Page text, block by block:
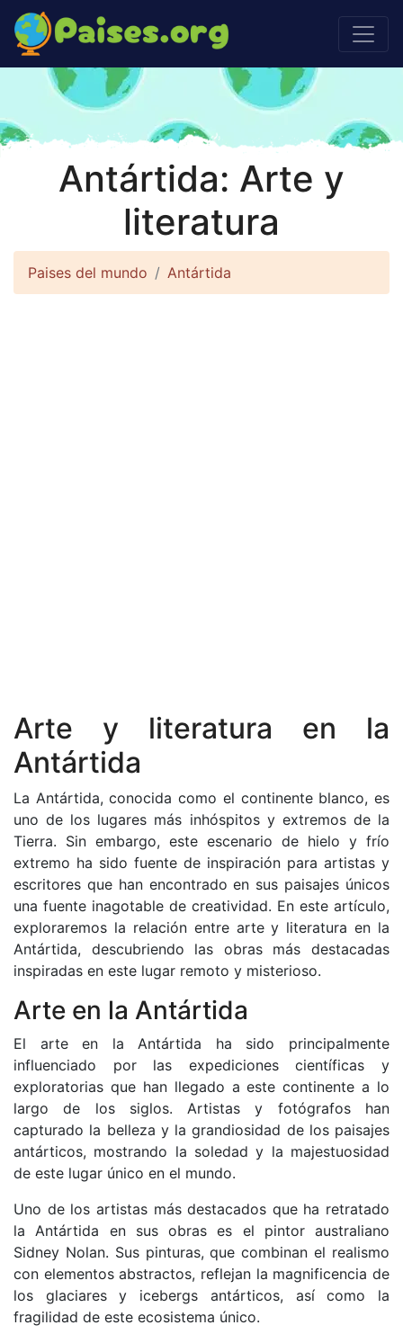
Antártida: Arte y
literatura
Paises del mundo Antártida
Arte y literatura en la
Antártida
La Antártida, conocida como el continente blanco, es
uno de los lugares más inhóspitos y extremos de la
Tierra. Sin embargo, este escenario de hielo y frío
extremo ha sido fuente de inspiración para artistas y
escritores que han encontrado en sus paisajes únicos
una fuente inagotable de creatividad. En este artículo,
exploraremos la relación entre arte y literatura en la
Antártida, descubriendo las obras más destacadas
inspiradas en este lugar remoto y misterioso.
Arte en la Antártida
El arte en la Antártida ha sido principalmente
influenciado por las expediciones científicas y
exploratorias que han llegado a este continente a lo
largo de los siglos. Artistas y fotógrafos han
capturado la belleza y la grandiosidad de los paisajes
antárticos, mostrando la soledad y la majestuosidad
de este lugar único en el mundo.
Uno de los artistas más destacados que ha retratado
la Antártida en sus obras es el pintor australiano
Sidney Nolan. Sus pinturas, que combinan el realismo
con elementos abstractos, reflejan la magnificencia de
los glaciares y icebergs antárticos, así como la
fragilidad de este ecosistema único.